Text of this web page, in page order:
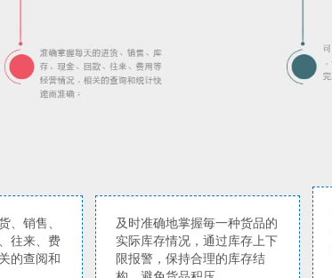
、销售、
往来、费
的查阅和
及时准确地掌握毎一种货品的
实际库存情况，通过库存上下
限报警，保持合理的库存结